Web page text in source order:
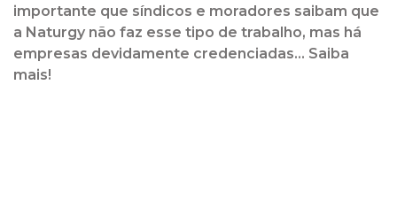
importante que síndicos e moradores saibam que
a Naturgy não faz esse tipo de trabalho, mas há
empresas devidamente credenciadas... Saiba
mais!